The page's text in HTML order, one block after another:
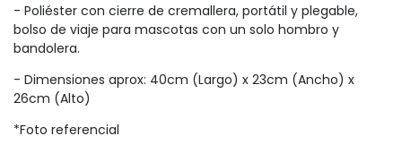
- Poliéster con cierre de cremallera, portátil y plegable,
bolso de viaje para mascotas con un solo hombro y
bandolera.
- Dimensiones aprox: 40cm (Largo) x 23cm (Ancho) x
26cm (Alto)
*Foto referencial